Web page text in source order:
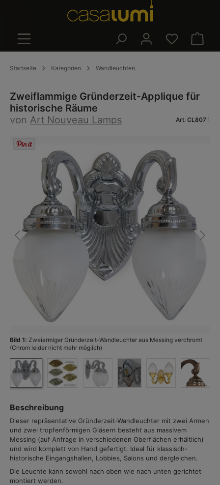
Startseite Kategorien Wandleuchten
Zweiflammige Gründerzeit-Applique für
historische Räume
von Art Nouveau Lamps Art. CL807.1
Bildergalerie überspringen
Bild 1: Zweiarmiger Gründerzeit-Wandleuchter aus Messing verchromt
(Chrom leider nicht mehr möglich)
Beschreibung
Dieser repräsentative Gründerzeit-Wandleuchter mit zwei Armen
und zwei tropfenförmigen Gläsern besteht aus massivem
Messing (auf Anfrage in verschiedenen Oberflächen erhältlich)
und wird komplett von Hand gefertigt. Ideal für klassisch-
historische Eingangshallen, Lobbies, Salons und dergleichen.
Die Leuchte kann sowohl nach oben wie nach unten gerichtet
montiert werden.